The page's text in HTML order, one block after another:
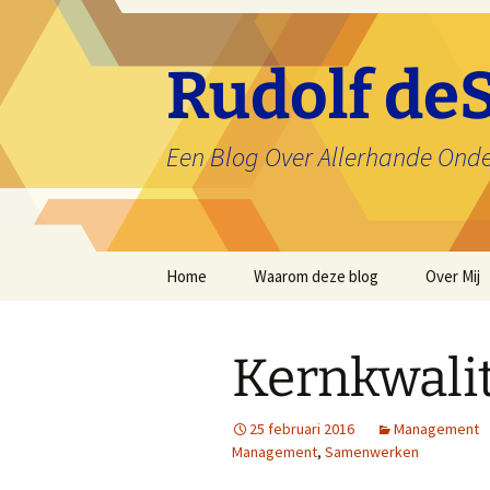
inhoud
Rudolf
Een Blog Over Allerhande
Home Waarom deze blog Over Mij
25 februari 2016 Management
Management, Samenwerken